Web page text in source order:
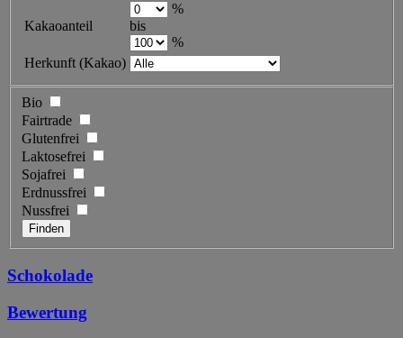
Kakaoanteil
%
bis
%
Herkunft (Kakao)
Bio
Fairtrade
Glutenfrei
Laktosefrei
Sojafrei
Erdnussfrei
Nussfrei
Schokolade
Bewertung